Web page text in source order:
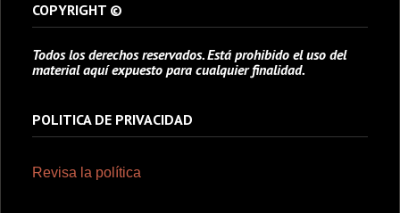
COPYRIGHT ©
Todos los derechos reservados. Está prohibido el uso del
material aquí expuesto para cualquier finalidad.
POLITICA DE PRIVACIDAD
Revisa la política